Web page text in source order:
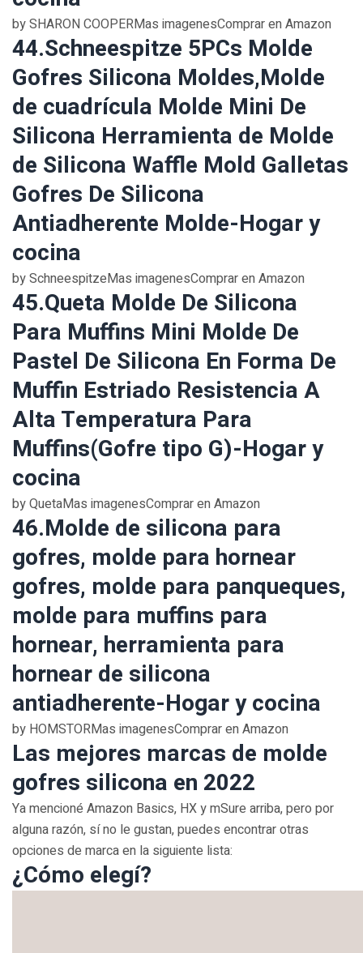
by SHARON COOPERMas imagenesComprar en Amazon
44.Schneespitze 5PCs Molde
Gofres Silicona Moldes,Molde
de cuadrícula Molde Mini De
Silicona Herramienta de Molde
de Silicona Waffle Mold Galletas
Gofres De Silicona
Antiadherente Molde-Hogar y
cocina
by SchneespitzeMas imagenesComprar en Amazon
45.Queta Molde De Silicona
Para Muffins Mini Molde De
Pastel De Silicona En Forma De
Muffin Estriado Resistencia A
Alta Temperatura Para
Muffins(Gofre tipo G)-Hogar y
cocina
by QuetaMas imagenesComprar en Amazon
46.Molde de silicona para
gofres, molde para hornear
gofres, molde para panqueques,
molde para muffins para
hornear, herramienta para
hornear de silicona
antiadherente-Hogar y cocina
by HOMSTORMas imagenesComprar en Amazon
Las mejores marcas de molde
gofres silicona en 2022
Ya mencioné Amazon Basics, HX y mSure arriba, pero por
alguna razón, sí no le gustan, puedes encontrar otras
opciones de marca en la siguiente lista:
¿Cómo elegí?